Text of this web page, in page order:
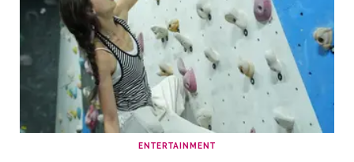
ENTERTAINMENT